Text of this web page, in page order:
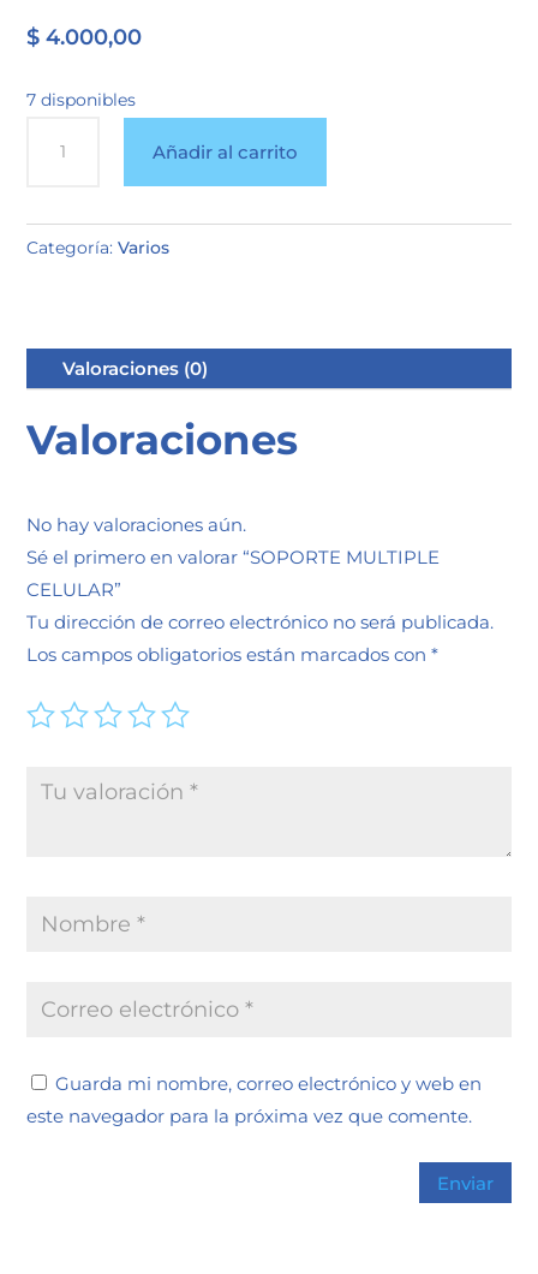
$ 4.000,00
7 disponibles
MULTIPLE
cantidad
Añadir al carrito
Categoría:Varios
Valoraciones (0)
Valoraciones
No hay valoraciones aún.
Sé el primero en valorar “SOPORTE MULTIPLE
CELULAR”
Tu dirección de correo electrónico no será publicada.
Los campos obligatorios están marcados con*
Guarda mi nombre, correo electrónico y web en
este navegador para la próxima vez que comente.